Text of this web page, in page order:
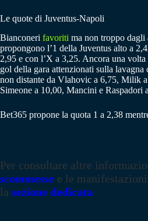
Le quote di Juventus-Napoli
Bianconeri favoriti ma non troppo dagli
propongono l’1 della Juventus alto a
2,95 e con l’X a 3,25. Ancora una
gol della gara attenzionati sulla lavagna
non distante da Vlahovic a 6,75, Milik
Simeone a 10,00, Mancini e
Bet365 propone la quota 1 a 2,38
Per consultare altre
scommesse e le
la sezione dedicata